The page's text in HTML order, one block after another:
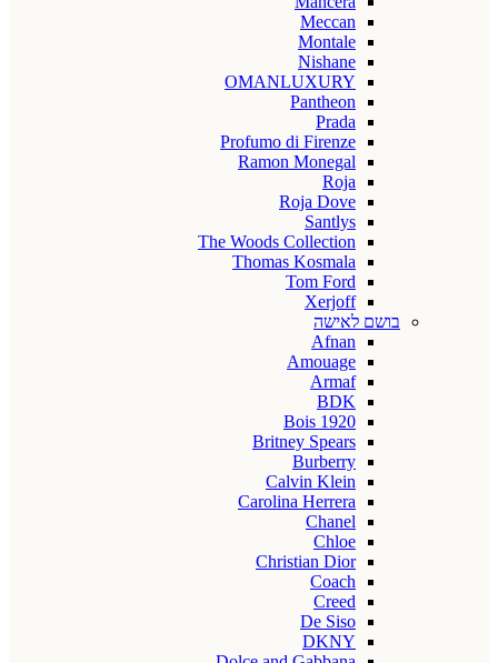
Meccan
Montale
Nishane
OMANLUXURY
Pantheon
Prada
Profumo di Firenze
Ramon Monegal
Roja
Roja Dove
Santlys
The Woods Collection
Thomas Kosmala
Tom Ford
Xerjoff
בושם לאישה
Afnan
Amouage
Armaf
BDK
Bois 1920
Britney Spears
Burberry
Calvin Klein
Carolina Herrera
Chanel
Chloe
Christian Dior
Coach
Creed
De Siso
DKNY